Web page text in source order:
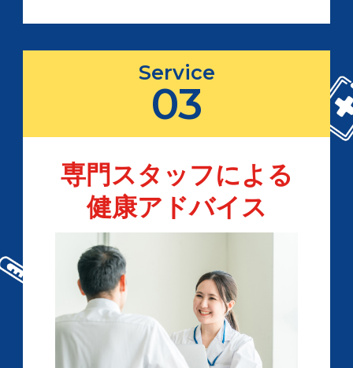
Service
03
専門スタッフによる
健康アドバイス